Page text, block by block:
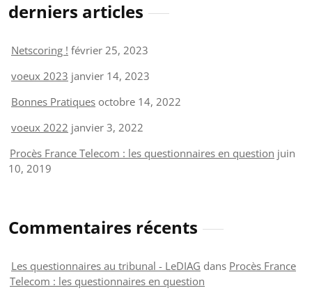
derniers articles
Netscoring ! février 25, 2023
voeux 2023 janvier 14, 2023
Bonnes Pratiques octobre 14, 2022
voeux 2022 janvier 3, 2022
Procès France Telecom : les questionnaires en question juin
10, 2019
Commentaires récents
Les questionnaires au tribunal - LeDIAG dans Procès France
Telecom : les questionnaires en question